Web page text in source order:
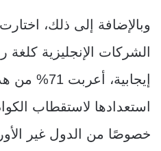
الشركات الإنجليزية
إيجابية،
استعدادها لاستقطاب
خصوصًا من الدول غير